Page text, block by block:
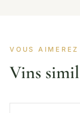
VOUS
Vins